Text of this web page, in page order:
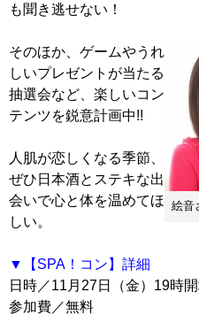
も聞き逃せない！
絵音
そのほか、ゲームやうれ
しいプレゼントが当たる
抽選会など、楽しいコン
テンツを鋭意計画中!!
人肌が恋しくなる季節、
ぜひ日本酒とステキな出
会いで心と体を温めてほ
しい。
▼【SPA！コン】詳細
日時／11月27日（金）19時
参加費／無料